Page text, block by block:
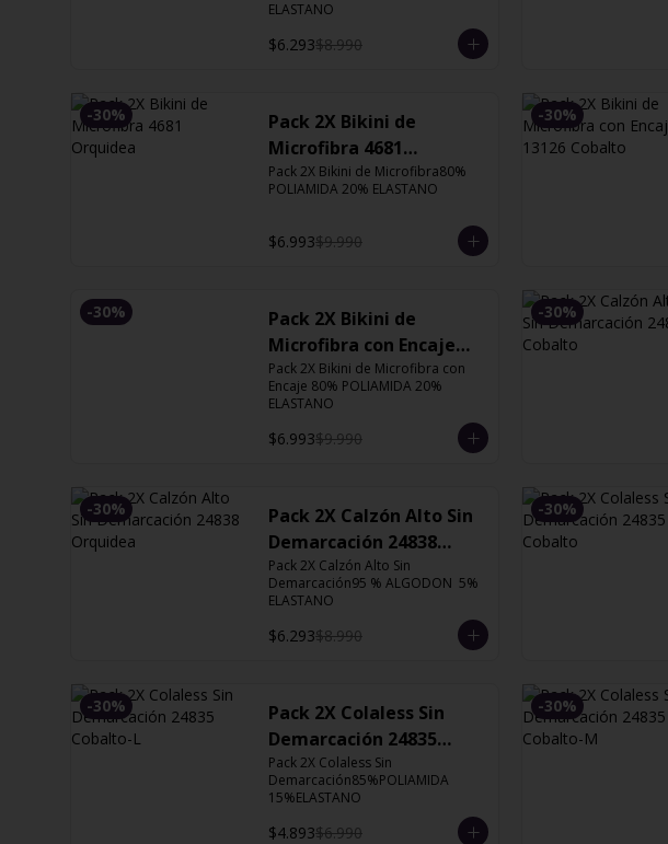
ELASTANO
$6.293$8.990
-30%
Pack 2X Bikini de
Microfibra 4681
Orquidea
Pack 2X Bikini de Microfibra80%
POLIAMIDA 20% ELASTANO
$6.993$9.990
-30%
-30%
Pack 2X Bikini de
Microfibra con Encaje
13126 Orquidea
Pack 2X Bikini de Microfibra con
Encaje 80% POLIAMIDA 20%
ELASTANO
$6.993$9.990
-30%
-30%
Pack 2X Calzón Alto Sin
Demarcación 24838
Orquidea
Pack 2X Calzón Alto Sin
Demarcación95 % ALGODON  5%
ELASTANO
$6.293$8.990
-30%
-30%
Pack 2X Colaless Sin
Demarcación 24835
Cobalto-L
Pack 2X Colaless Sin
Demarcación85%POLIAMIDA
15%ELASTANO
$4.893$6.990
-30%